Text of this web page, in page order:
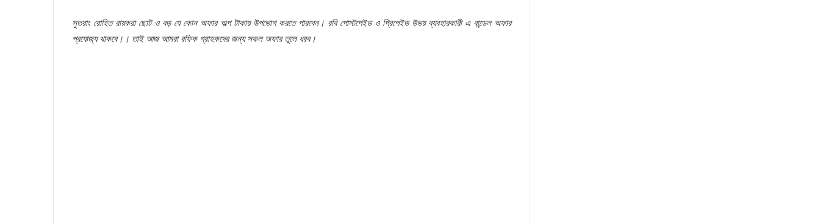
সুতরাং রোহিত রায়করা ছোট ও বড় যে কোন অফার অল্প টাকায় উপভোগ করতে পারবেন। রবি পোস্টপেইড ও প্রিপেইড উভয় ব্যবহারকারী এ বান্ডেল অফার
প্রযোজ্য থাকবে।। তাই আজ আমরা রফিক গ্রাহকদের জন্য সকল অফার তুলে ধরব।